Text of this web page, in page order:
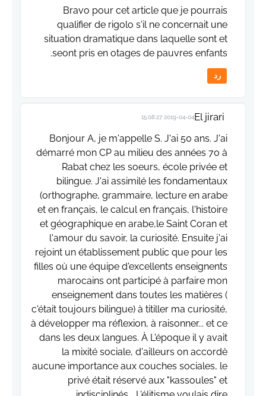
Bravo pour cet article que je pourrais
qualifier de rigolo s'il ne concernait une
situation dramatique dans laquelle sont et
seont pris en otages de pauvres enfants.
رد
El jirari
2019-04-04 15:08:27
Bonjour A, je m'appelle S. J'ai 50 ans. J'ai
démarré mon CP au milieu des années 70 à
Rabat chez les soeurs, école privée et
bilingue. J'ai assimilé les fondamentaux
(orthographe, grammaire, lecture en arabe
et en français, le calcul en français, l'histoire
et géographique en arabe,le Saint Coran et
l'amour du savoir, la curiosité. Ensuite j'ai
rejoint un établissement public que pour les
filles où une équipe d'excellents enseignents
marocains ont participé à parfaire mon
enseignement dans toutes les matières (
c'était toujours bilingue) à titiller ma curiosité,
à développer ma réflexion, à raisonner... et ce
dans les deux langues. À L'époque il y avait
la mixité sociale, d'ailleurs on accordė
aucune importance aux couches sociales, le
privé était réservé aux "kassoules" et